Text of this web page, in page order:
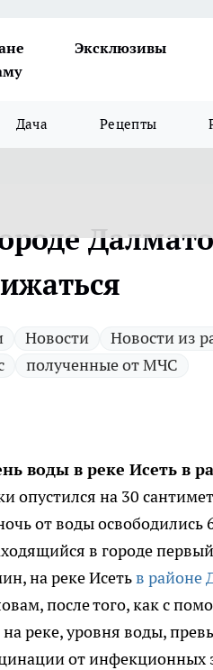
Эксклюзивы
Дача Рецепты
Новости
Новости из
полученные от МЧС
воды в реке Исеть в
опустился на 30
от воды освободились
в городе
на реке Исетьв районе
после того, как с
реке, уровня воды,
от инфекционных